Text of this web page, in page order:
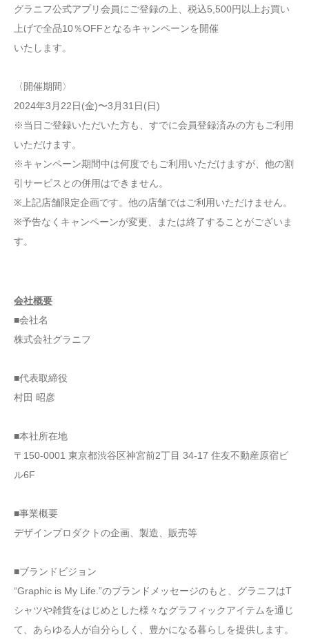
グラニフ公式アプリ会員にご登録の上、税込5,500円以上お買い
上げで全品10％OFFとなるキャンペーンを開催
いたします。
〈開催期間〉
2024年3月22日(金)〜3月31日(日)
※当日ご登録いただいた方も、すでに会員登録済みの方もご利用
いただけます。
※キャンペーン期間中は何度でもご利用いただけますが、他の割
引サービスとの併用はできません。
※上記店舗限定企画です。他の店舗ではご利用いただけません。
※予告なくキャンペーンが変更、または終了することがございま
す。
会社概要
■会社名
株式会社グラニフ
■代表取締役
村田 昭彦
■本社所在地
〒150-0001 東京都渋谷区神宮前2丁目 34-17 住友不動産原宿ビ
ル6F
■事業概要
デザインプロダクトの企画、製造、販売等
■ブランドビジョン
“Graphic is My Life.”のブランドメッセージのもと、グラニフはT
シャツや雑貨をはじめとした様々なグラフィックアイテムを通じ
て、あらゆる人が自分らしく、豊かになる暮らしを提供します。